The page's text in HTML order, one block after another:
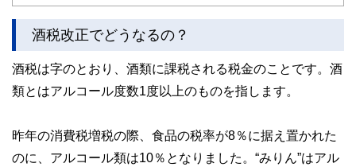
酒税改正でどうなるの？
酒税は字のとおり、酒類に課税される税金のことです。酒
類とはアルコール度数1度以上のものを指します。
昨年の消費税増税の際、食品の税率が8％に据え置かれた
のに、アルコール類は10％となりました。“みりん”はアル